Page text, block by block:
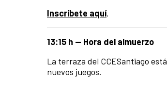
Inscríbete aquí.
13:15 h — Hora del almuerzo
La terraza del CCESantiago
nuevos juegos.